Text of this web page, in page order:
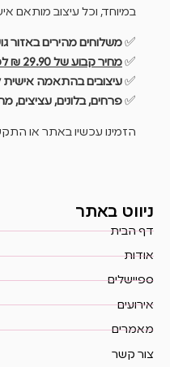
במיוחד, וכל עיצוב מותאם
✅משלוחים מהירים באזור
✅מחיר קבוע של 29.90 ₪ לכל משלוח
✅עיצובים בהתאמה אישית
✅פרחים, בלונים, עציצים,
הזמינו עכשיו באתר או
ניווט באתר
דף הבית
אודות
ספיישלים
אירועים
מאמרים
צור קשר